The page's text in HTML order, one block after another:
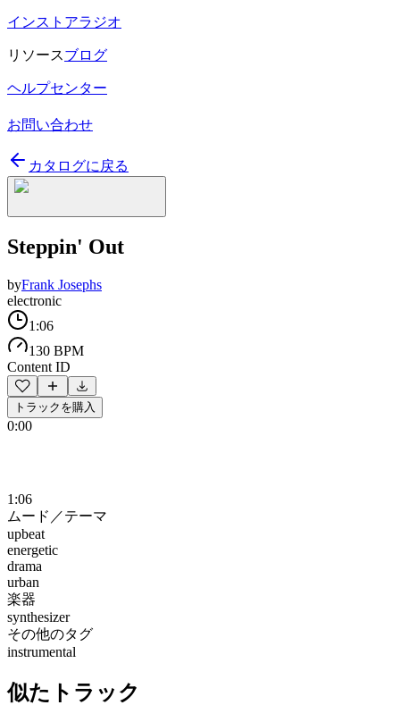
インストアラジオ
リソースブログ
ヘルプセンター
お問い合わせ
カタログに戻る
Steppin' Out
byFrank Josephs
electronic
1:06
130 BPM
Content ID
トラックを購入
0:00
1:06
ムード／テーマ
upbeat
energetic
drama
urban
楽器
synthesizer
その他のタグ
instrumental
似たトラック